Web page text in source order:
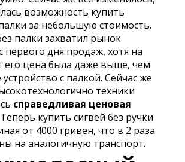
возможность купить
за небольшую стоимость.
палки захватил рынок
первого дня продаж, хотя на
его цена была даже выше, чем
с палкой. Сейчас же
техники
справедливая ценовая
купить сигвей без ручки
от 4000 гривен, что в 2 раза
на аналогичную транспорт.